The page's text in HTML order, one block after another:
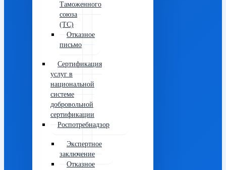
Таможенного
союза
(ТС)
Отказное
письмо
Сертификация
услуг в
национальной
системе
добровольной
сертификации
Роспотребнадзор
Экспертное
заключение
Отказное